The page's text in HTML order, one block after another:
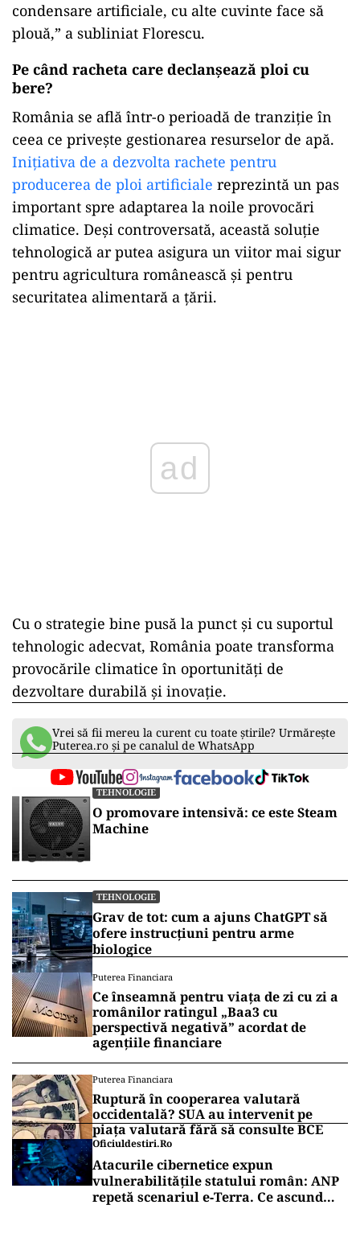
condensare artificiale, cu alte cuvinte face să
plouă,” a subliniat Florescu.
Pe când racheta care declanșează ploi cu
bere?
România se află într-o perioadă de tranziție în
ceea ce privește gestionarea resurselor de apă.
Inițiativa de a dezvolta rachete pentru
producerea de ploi artificiale reprezintă un pas
important spre adaptarea la noile provocări
climatice. Deși controversată, această soluție
tehnologică ar putea asigura un viitor mai sigur
pentru agricultura românească și pentru
securitatea alimentară a țării.
ad
Cu o strategie bine pusă la punct și cu suportul
tehnologic adecvat, România poate transforma
provocările climatice în oportunități de
dezvoltare durabilă și inovație.
Vrei să fii mereu la curent cu toate știrile? Urmărește
Puterea.ro și pe canalul de WhatsApp
TEHNOLOGIE
O promovare intensivă: ce este Steam
Machine
TEHNOLOGIE
Grav de tot: cum a ajuns ChatGPT să
ofere instrucțiuni pentru arme
biologice
Puterea Financiara
Ce înseamnă pentru viața de zi cu zi a
românilor ratingul „Baa3 cu
perspectivă negativă” acordat de
agențiile financiare
Puterea Financiara
Ruptură în cooperarea valutară
occidentală? SUA au intervenit pe
piața valutară fără să consulte BCE
Oficiuldestiri.ro
Atacurile cibernetice expun
vulnerabilitățile statului român: ANP
repetă scenariul e‑Terra. Ce ascund